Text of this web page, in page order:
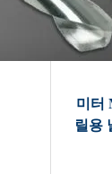
미터
릴용